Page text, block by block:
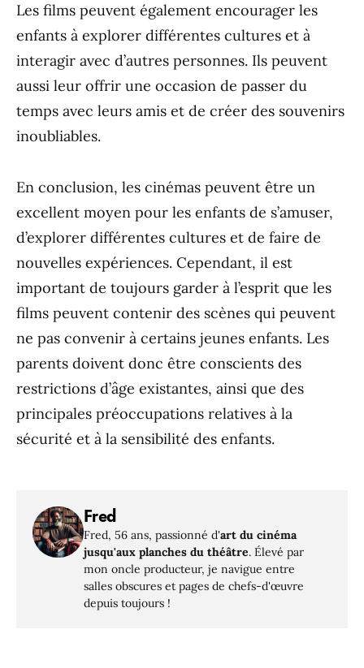
Les films peuvent également encourager les
enfants à explorer différentes cultures et à
interagir avec d’autres personnes. Ils peuvent
aussi leur offrir une occasion de passer du
temps avec leurs amis et de créer des souvenirs
inoubliables.
En conclusion, les cinémas peuvent être un
excellent moyen pour les enfants de s’amuser,
d’explorer différentes cultures et de faire de
nouvelles expériences. Cependant, il est
important de toujours garder à l’esprit que les
films peuvent contenir des scènes qui peuvent
ne pas convenir à certains jeunes enfants. Les
parents doivent donc être conscients des
restrictions d’âge existantes, ainsi que des
principales préoccupations relatives à la
sécurité et à la sensibilité des enfants.
Fred
Fred, 56 ans, passionné d'art du cinéma
jusqu'aux planches du théâtre. Élevé par
mon oncle producteur, je navigue entre
salles obscures et pages de chefs-d'œuvre
depuis toujours !